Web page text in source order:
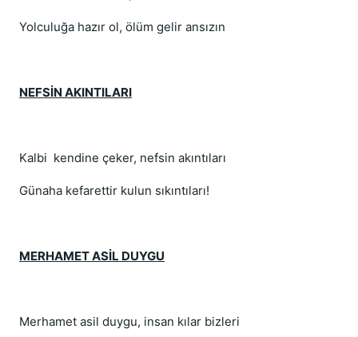
Yolculuğa hazır ol, ölüm gelir ansızın
NEFSİN AKINTILARI
Kalbi kendine çeker, nefsin akıntıları
Günaha kefarettir kulun sıkıntıları!
MERHAMET ASİL DUYGU
Merhamet asil duygu, insan kılar bizleri